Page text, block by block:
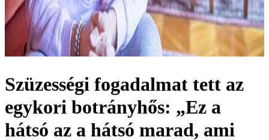
Szüzességi fogadalmat tett az
egykori botrányhős: „Ez a
hátsó az a hátsó marad, ami